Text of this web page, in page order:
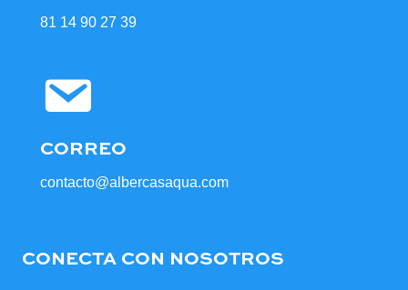
81 14 90 27 39
CORREO
contacto@albercasaqua.com
CONECTA CON NOSOTROS